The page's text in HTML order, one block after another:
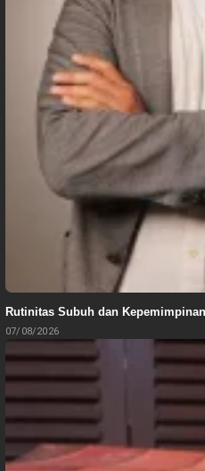
Rutinitas Subuh dan
07/08/2026